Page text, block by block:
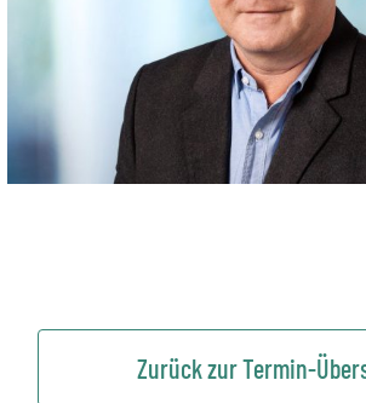
Zurück zur Termin-